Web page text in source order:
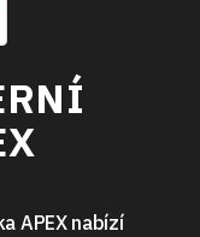
APEX nabízí